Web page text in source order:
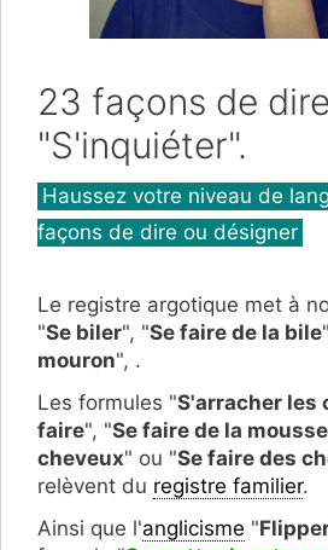
23 façons de
"S'inquiéter".
Catégories
Haussez votre niveau de
façons de dire ou désigner
Le registre argotique met à
"Se biler", "Se faire de la bile
mouron", .
Les formules "S'arracher les
faire", "Se faire de la mousse
cheveux" ou "Se faire des
relèvent du registre familier.
Ainsi que l'anglicisme "